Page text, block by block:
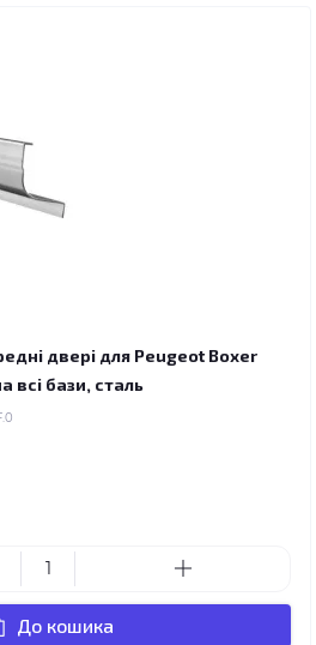
двері для Peugeot Boxer
всі бази, сталь
До кошика